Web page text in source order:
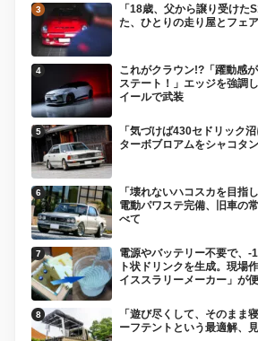
「18歳、父から譲り受けた
た、ひとりの走り屋とフェ
これがクラウン!?「躍動感
ステート！」エッジを強調
イールで武装
「気づけば430セドリック
ターボブロアムをシャコタ
「壊れないハコスカを目指
電動パワステ完備、旧車の
べて
電源やバッテリー不要で、
ト状ドリンクを生成。現場
イススラリーメーカー」が便
「遊び尽くして、そのまま
ーフテントという最適解、